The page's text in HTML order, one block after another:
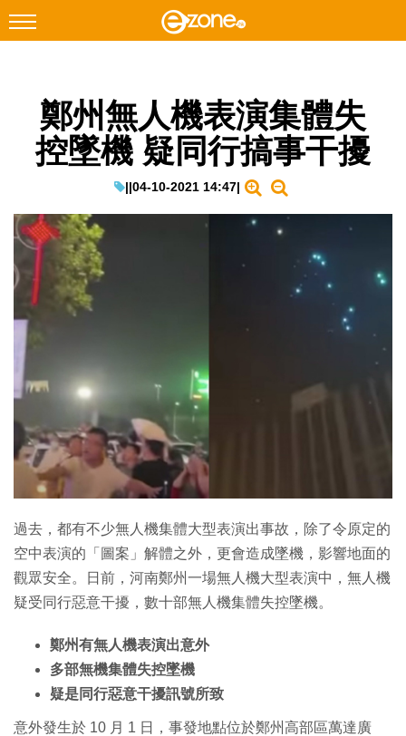
Facebook Instagram
科技焦點
遊戲動漫
教學評測
EduTech
IT Times
生成式AI與雲端應用
Enterprise Digital Transformation
特集
鄭州無人機表演集體失
控墜機 疑同行搞事干擾
||04-10-2021 14:47|
過去，都有不少無人機集體大型表演出事故，除了令原定的
空中表演的「圖案」解體之外，更會造成墜機，影響地面的
觀眾安全。日前，河南鄭州一場無人機大型表演中，無人機
疑受同行惡意干擾，數十部無人機集體失控墜機。
鄭州有無人機表演出意外
多部無機集體失控墜機
疑是同行惡意干擾訊號所致
意外發生於 10 月 1 日，事發地點位於鄭州高部區萬達廣